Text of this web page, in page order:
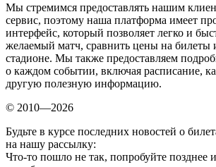
Мы стремимся предоставлять нашим
сервис, поэтому наша платформа имеет
интерфейс, который позволяет легко и
желаемый матч, сравнить цены на билеты
стадионе. Мы также предоставляем
о каждом событии, включая расписание,
другую полезную информацию.
© 2010—2026
Будьте в курсе последних новостей о
на нашу рассылку:
Что-то пошло не так, попробуйте позднее